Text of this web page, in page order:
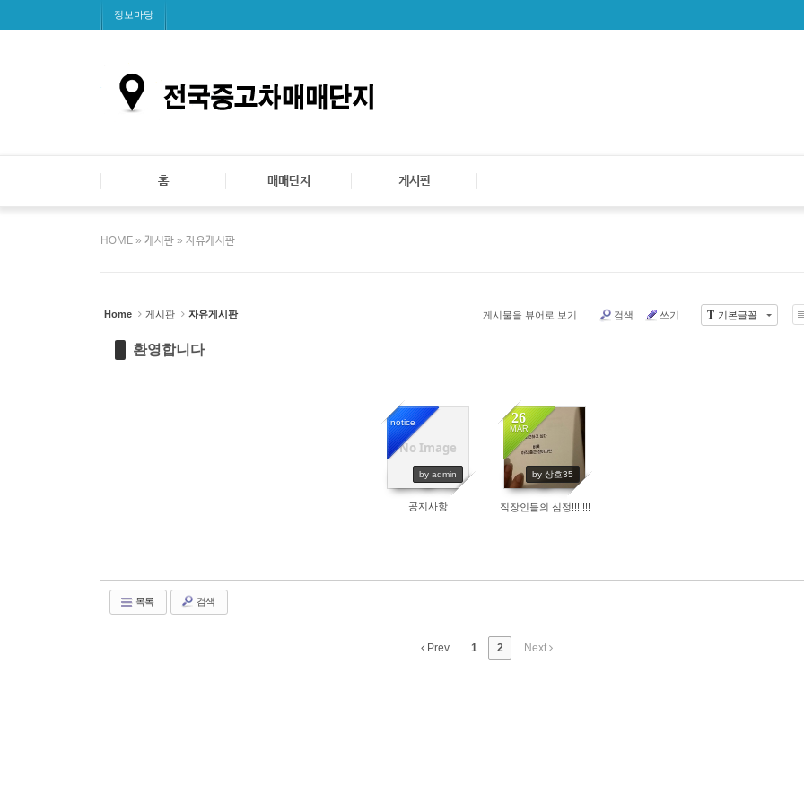
정보마당
홈 매매단지 게시판
HOME » 게시판 » 자유게시판
Home 게시판 자유게시판 T 기본글꼴
게시물을 뷰어로 보기 검색 쓰기
환영합니다
No Image
notice
by admin
9541
공지사항
26
MAR
by 상호35
4009
직장인들의 심정!!!!!!!
목록 검색
Prev 1 2 Next